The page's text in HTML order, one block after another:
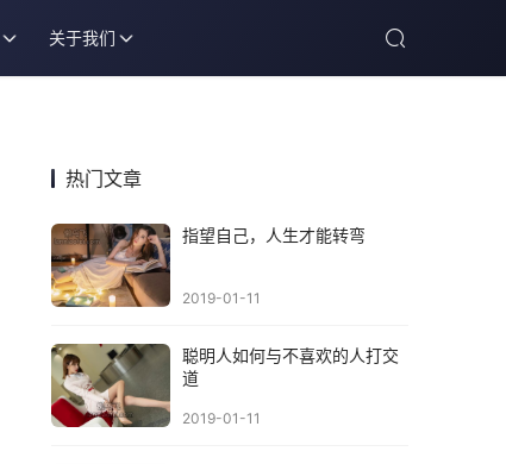
关于我们
热门文章
指望自己，人生才能转弯
2019-01-11
聪明人如何与不喜欢的人打交
道
2019-01-11